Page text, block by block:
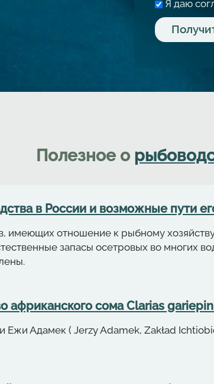
Я даю
Полезное о
в России и возможные пути
имеющих отношение к рыбному
запасы осетровых во многих
африканского сома Clarias
Ежи Адамек ( Jerzy Adamek, Zakład